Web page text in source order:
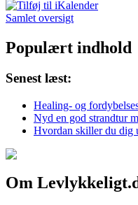
Samlet oversigt
Populært indhold
Senest læst:
Healing- og
Nyd en god strandtur
Hvordan skiller du dig
Om